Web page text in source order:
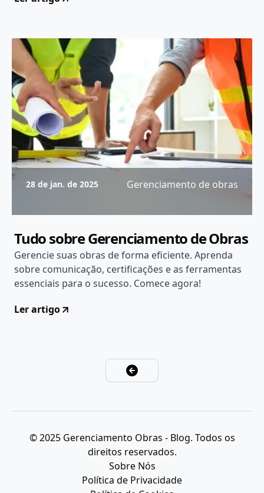
28 de jan. de 2025 Gerenciamento de obras
Tudo sobre Gerenciamento de Obras
Gerencie suas obras de forma eficiente. Aprenda
sobre comunicação, certificações e as ferramentas
essenciais para o sucesso. Comece agora!
Ler artigo
© 2025 Gerenciamento Obras - Blog. Todos os
direitos reservados.
Sobre Nós
Política de Privacidade